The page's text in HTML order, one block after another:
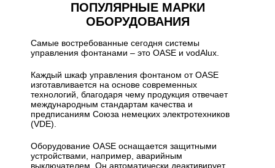
ПОПУЛЯРНЫЕ МАРКИ
ОБОРУДОВАНИЯ
Самые востребованные сегодня системы
управления фонтанами – это OASE и vodAlux.
Каждый шкаф управления фонтаном от OASE
изготавливается на основе современных
технологий, благодаря чему продукция отвечает
международным стандартам качества и
предписаниям Союза немецких электротехников
(VDE).
Оборудование OASE оснащается защитными
устройствами, например, аварийным
выключателем. Он автоматически деактивирует